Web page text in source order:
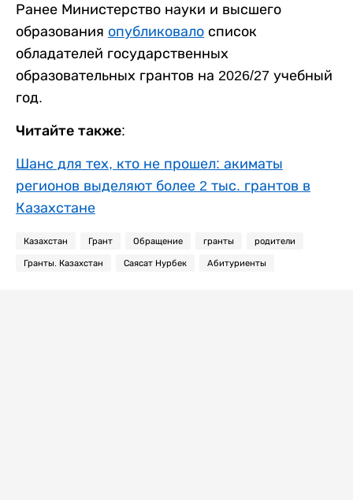
Ранее Министерство науки и высшего
образования опубликовало список
обладателей государственных
образовательных грантов на 2026/27 учебный
год.
Читайте также:
Шанс для тех, кто не прошел: акиматы
регионов выделяют более 2 тыс. грантов в
Казахстане
Казахстан Грант Обращение гранты родители
Гранты. Казахстан Саясат Нурбек Абитуриенты